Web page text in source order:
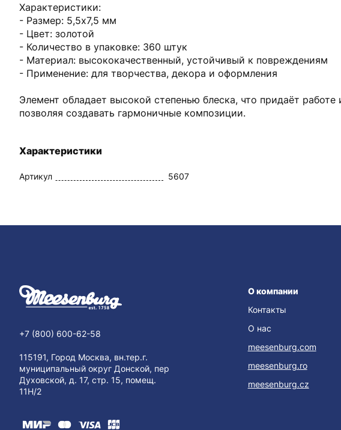
Характеристики:
- Размер: 5,5х7,5 мм
- Цвет: золотой
- Количество в упаковке: 360 штук
- Материал: высококачественный, устойчивый к повреждениям
- Применение: для творчества, декора и оформления
Элемент обладает высокой степенью блеска, что придаёт
позволяя создавать гармоничные композиции.
Характеристики
Артикул 5607
+7 (800) 600-62-58
115191, Город Москва, вн.тер.г.
муниципальный округ Донской, пер
Духовской, д. 17, стр. 15, помещ.
11Н/2
О компании
Контакты
О нас
meesenburg.com
meesenburg.ro
meesenburg.cz